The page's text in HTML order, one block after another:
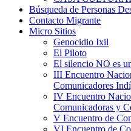
Búsqueda de Personas
Contacto Migrante
Micro Sitios
Genocidio Ixil
El Piloto
El silencio NO es
III Encuentro
Comunicadores
IV Encuentro
Comunicadoras y
V Encuentro de